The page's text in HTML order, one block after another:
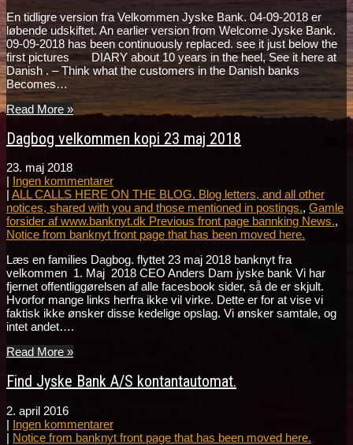
En tidligre version fra Velkommen Jyske Bank. 04-09-2018 er
løbende udskiftet. An earlier version from Welcome Jyske Bank.
09-09-2018 has been continuously replaced. see it just below the
first pictures DIARY about 10 years in the heel, See it here at
Danish . – Think what the customers in the Danish banks
Becomes…
Read More »
Dagbog velkommen kopi 23 maj 2018
23. maj 2018
| Ingen kommentarer
| ALL CALLS HERE ON THE BLOG. Blog letters, and all other
notices, shared with you and those mentioned in postings., Gamle
forsider af www.banknyt.dk Previous front page bannking News.,
Notice from banknyt front page that has been moved here.
Læs en families Dagbog. flyttet 23 maj 2018 banknyt fra
velkommen 1. Maj 2018 CEO Anders Dam jyske bank Vi har
fjernet offentliggørelsen af alle facesbook sider, så de er skjult.
Hvorfor mange links herfra ikke vil virke. Dette er for at vise vi
faktisk ikke ønsker disse kedelige opslag. Vi ønsker samtale, og
intet andet….
Read More »
Find Jyske Bank A/S kontantautomat.
2. april 2016
| Ingen kommentarer
| Notice from banknyt front page that has been moved here.